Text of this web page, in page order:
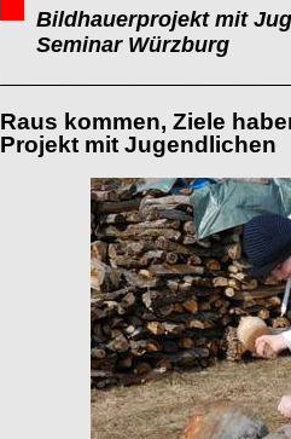
Bildhauerprojekt mit
Seminar Würzburg
Raus kommen, Ziele
Projekt mit Jugendlichen